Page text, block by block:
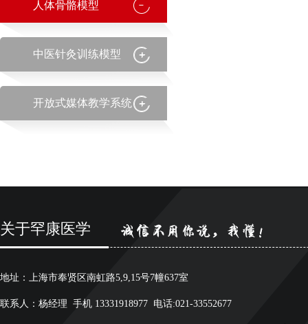
人体骨骼模型
中医针灸训练模型
开放式媒体教学系统
关于罕康医学
地址：上海市奉贤区南虹路5,9,15号7幢637室
联系人：杨经理 手机 13331918977 电话:021-33552677